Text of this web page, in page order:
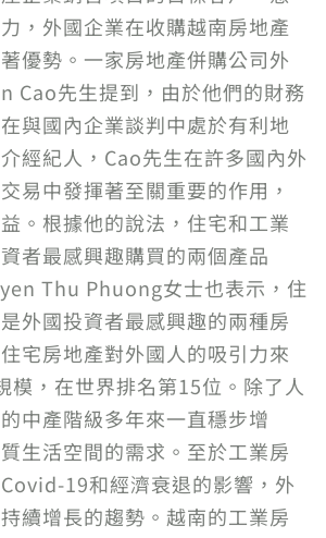
，外國企業在收購越南房地產
優勢。一家房地產併購公司外
Cao先生提到，由於他們的財務
與國內企業談判中處於有利地
經紀人，Cao先生在許多國內外
易中發揮著至關重要的作用，
。根據他的說法，住宅和工業
者最感興趣購買的兩個產品
Thu Phuong女士也表示，住
外國投資者最感興趣的兩種房
宅房地產對外國人的吸引力來
模，在世界排名第15位。除了人
中產階級多年來一直穩步增
生活空間的需求。至於工業房
19和經濟衰退的影響，外
續增長的趨勢。越南的工業房